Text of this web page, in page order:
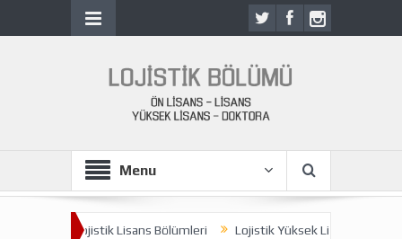
Menu
Lojistik Lisans Bölümleri Lojistik Yüksek Lisans